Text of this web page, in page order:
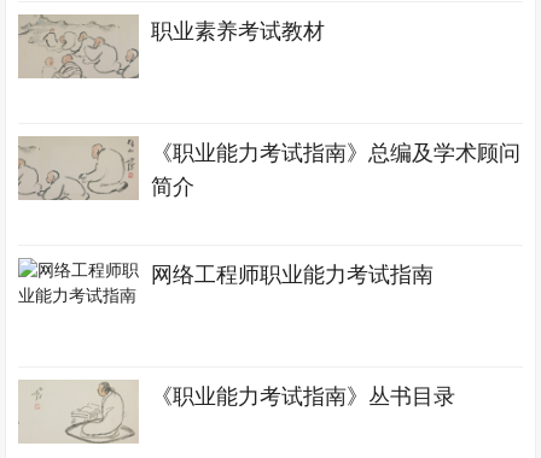
职业素养考试教材
《职业能力考试指南》总编及学术顾问
简介
网络工程师职业能力考试指南
《职业能力考试指南》丛书目录